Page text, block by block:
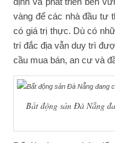
vàng để các nhà đầu tư
có giá trị thực. Dù có
trí đắc địa vẫn duy trì
cầu mua bán, an cư và
Bất động sản Đà Nẵng